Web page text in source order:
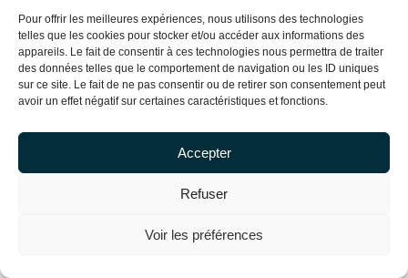
Pour offrir les meilleures expériences, nous utilisons des technologies
telles que les cookies pour stocker et/ou accéder aux informations des
appareils. Le fait de consentir à ces technologies nous permettra de traiter
des données telles que le comportement de navigation ou les ID uniques
sur ce site. Le fait de ne pas consentir ou de retirer son consentement peut
avoir un effet négatif sur certaines caractéristiques et fonctions.
Accepter
Refuser
Voir les préférences